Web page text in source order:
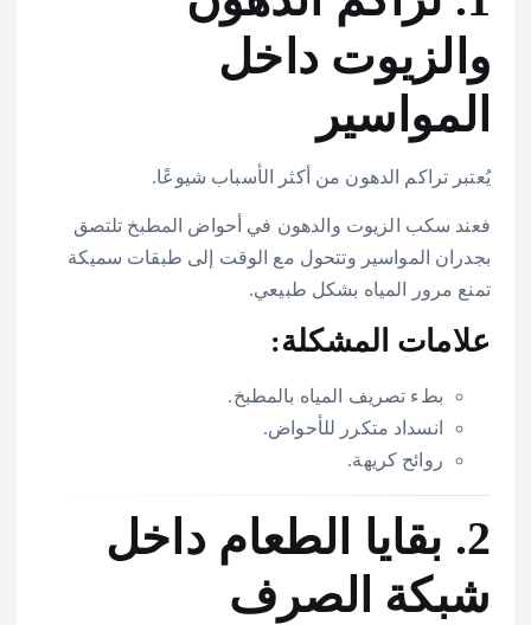
والزيوت داخل
المواسير
يُعتبر تراكم الدهون من أكثر الأسباب شيوعًا.
فعند سكب الزيوت والدهون في أحواض المطبخ تلتصق
بجدران المواسير وتتحول مع الوقت إلى طبقات سميكة
تمنع مرور المياه بشكل طبيعي.
علامات المشكلة:
بطء تصريف المياه بالمطبخ.
انسداد متكرر للأحواض.
روائح كريهة.
2. بقايا الطعام داخل
شبكة الصرف